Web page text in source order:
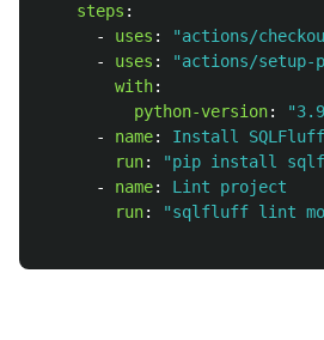
steps :
-
uses : "actions/
-
uses : "actions/setup-
with:
python-version: "
-
name:
Install SQLFluff
run: "pip install
-
name:
Lint project
run: "sqlfluff lint